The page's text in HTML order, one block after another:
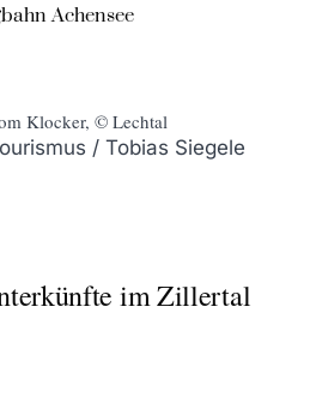
Achensee
Klocker, © Lechtal
/ Tobias Siegele
im Zillertal